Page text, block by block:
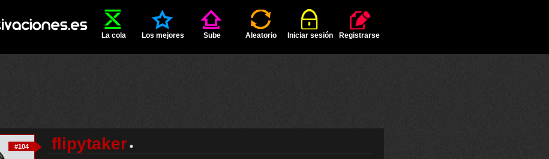
La cola Los mejores Sube Aleatorio Iniciar sesión Registrarse
#104 flipytaker